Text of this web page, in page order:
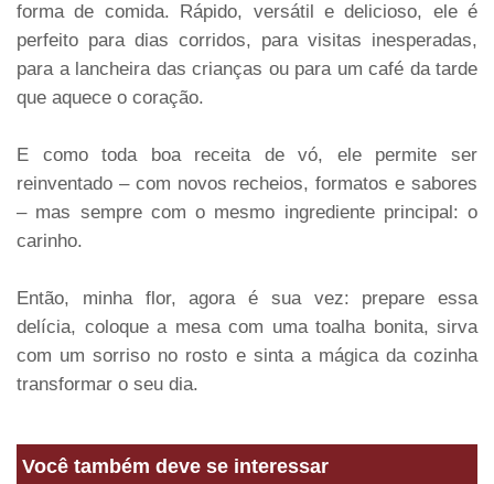
forma de comida. Rápido, versátil e delicioso, ele é
perfeito para dias corridos, para visitas inesperadas,
para a lancheira das crianças ou para um café da tarde
que aquece o coração.
E como toda boa receita de vó, ele permite ser
reinventado – com novos recheios, formatos e sabores
– mas sempre com o mesmo ingrediente principal: o
carinho.
Então, minha flor, agora é sua vez: prepare essa
delícia, coloque a mesa com uma toalha bonita, sirva
com um sorriso no rosto e sinta a mágica da cozinha
transformar o seu dia.
Você também deve se interessar